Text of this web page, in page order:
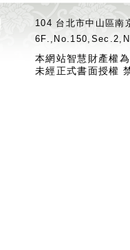
104 台北市中山區
本網站智慧財產權
未經正式書面授權